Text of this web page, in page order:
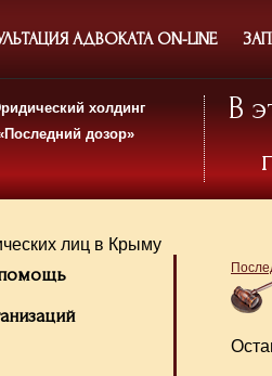
АДВОКАТА ON-LINE
холдинг
дозор»
В